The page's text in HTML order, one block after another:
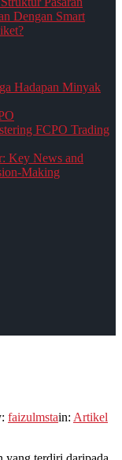
Dengan Smart
Hadapan Minyak
FCPO Trading
Key News and
Making
faizulmstain: Artikel